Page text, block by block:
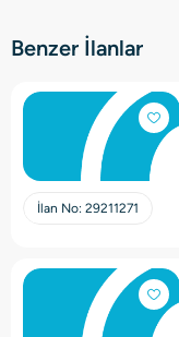
Benzer İlanlar
İlan No: 29211271